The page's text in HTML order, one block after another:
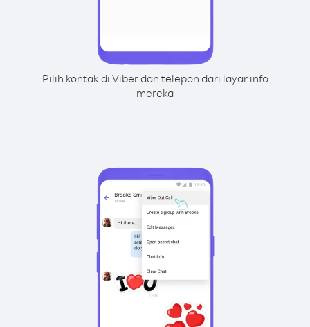
Pilih kontak di Viber dan telepon dari layar info
mereka